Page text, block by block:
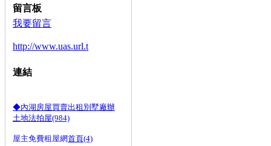
留言板
我要留言
http://www.uas.url.t
連結
◆內湖房屋買賣出租別墅廠辦
土地法拍屋(984)
屋主免費租屋網首頁(4)